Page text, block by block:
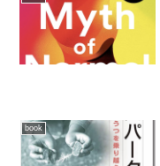
book